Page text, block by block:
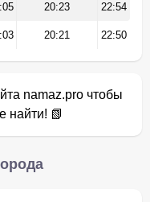
20:23 22:54
20:21 22:50
namaz.pro чтобы
найти! 📗